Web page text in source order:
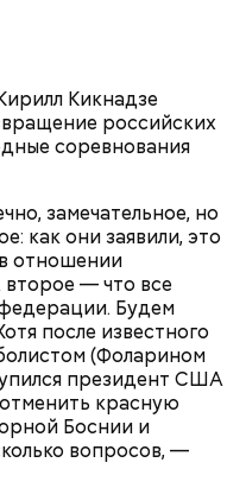
Кикнадзе
российских
соревнования
замечательное, но
как они заявили, это
отношении
— что все
Будем
после известного
(Фоларином
президент США
красную
Боснии и
вопросов, —